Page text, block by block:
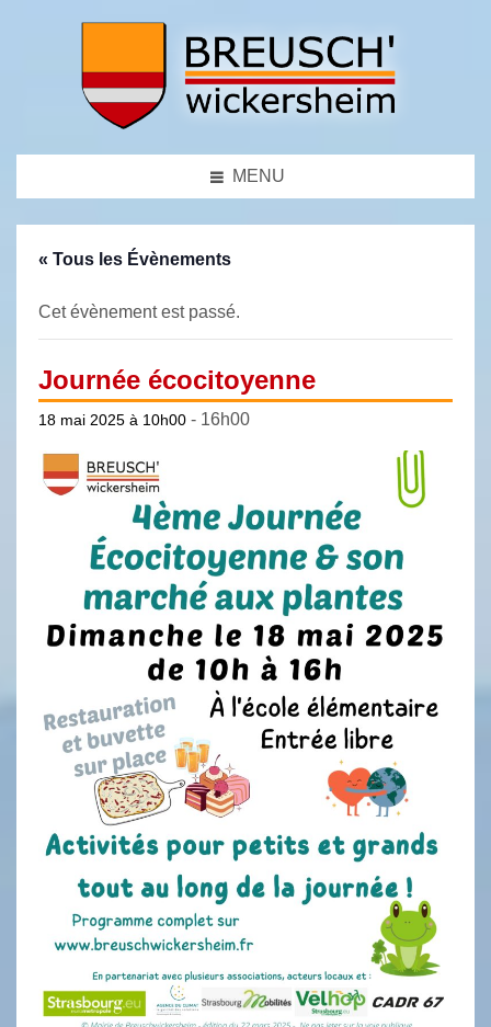
MENU
« Tous les Évènements
Cet évènement est passé.
Journée écocitoyenne
18 mai 2025 à 10h00 - 16h00